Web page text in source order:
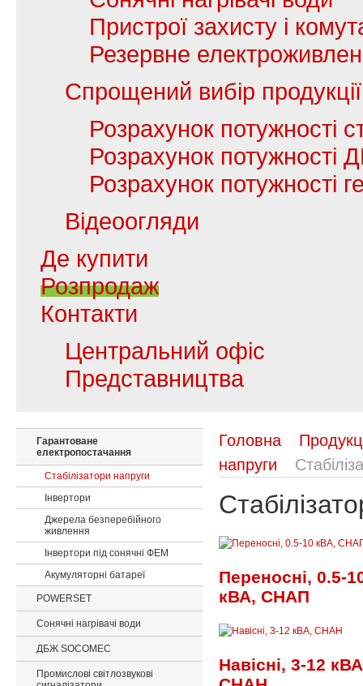
Пристрої захисту і
Резервне
Спрощений вибір продукції
Розрахунок потужності
Розрахунок потужності
Розрахунок потужності
Відеоогляди
Де купити
Розпродаж
Контакти
Центральний офіс
Представництва
Головна
напруги
Переносні, 0.5-
кВА, СНАП
Навісні, 3-12
Гарантоване
електропостачання
Стабілізатори напруги
Інвертори
Джерела безперебійного
живлення
Інвертори під сонячні ФЕМ
Акумуляторні батареї
POWERSET
Сонячні нагрівачі води
ДБЖ SOCOMEC
Промислові світлозвукові